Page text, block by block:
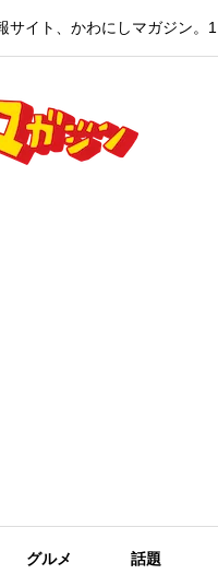
サイト、かわにしマガジン。
グルメ 話題